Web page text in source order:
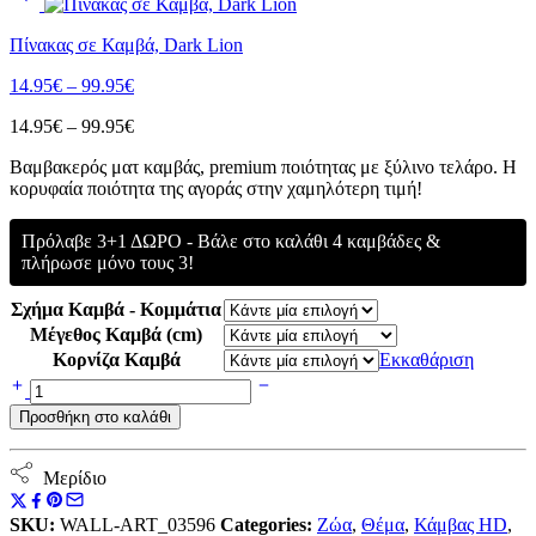
14.95€
through
99.95€
Πίνακας σε Καμβά, Dark Lion
14.95€ – 99.95€Price
14.95€
99.95€
14.95€ – 99.95€Price
14.95€
through
Bαμβακερός ματ καμβάς, premium ποιότητας με ξύλινο τελάρο. Η
κορυφαία ποιότητα της αγοράς στην χαμηλότερη τιμή!
Πρόλαβε 3+1 ΔΩΡΟ - Βάλε στο καλάθι 4 καμβάδες &
πλήρωσε μόνο τους 3!
Σχήμα Καμβά - Κομμάτια
Μέγεθος Καμβά (cm)
Κορνίζα Καμβά
Εκκαθάριση
Πίνακας
σε
Καμβά,
Dark
Tiger
ποσότητα
Προσθήκη στο καλάθι
Μερίδιο
SKU: WALL-ART_03596 Categories: Ζώα, Θέμα, Κάμβας HD,